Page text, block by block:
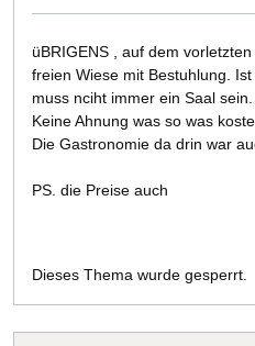
üBRIGENS , auf dem
freien Wiese mit Bestuhlung.
muss nciht immer ein Saal sein.
Keine Ahnung was so was
Die Gastronomie da drin war
PS. die Preise auch
Dieses Thema wurde gesperrt.